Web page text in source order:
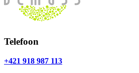
Telefoon
+421 918 987 113